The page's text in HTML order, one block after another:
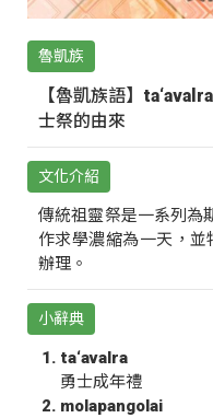
魯凱族
【魯凱族語】
士祭的由來
文化介紹
傳統祖靈祭是一系列為
作求學濃縮為一天，並
辦理。
小辭典
ta‘avalra
勇士成年禮
molapangolai